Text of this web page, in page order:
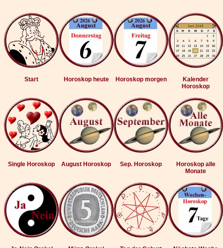
Start Horoskop heute Horoskop morgen
Kalender
Horoskop
Single Horoskop August Horoskop Sep. Horoskop
Horoskop alle
Monate